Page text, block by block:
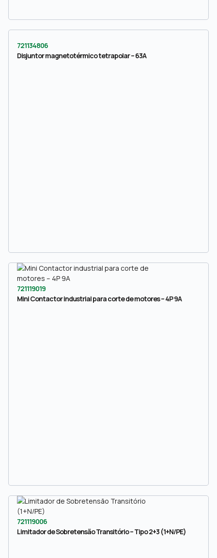
721134806
Disjuntor magnetotérmico tetrapolar – 63A
721119019
Mini Contactor industrial para corte de motores – 4P 9A
721119006
Limitador de Sobretensão Transitório – Tipo 2+3 (1+N/PE)